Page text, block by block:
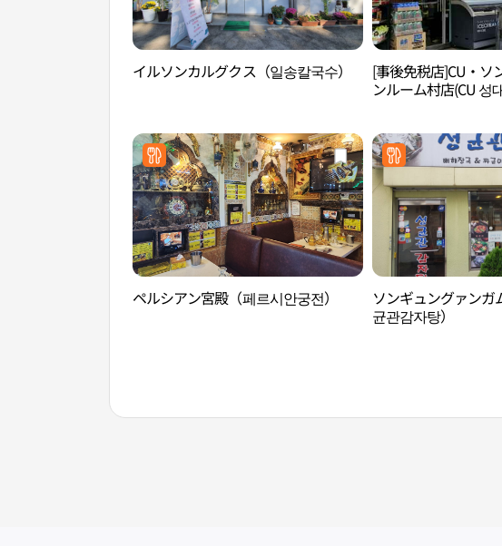
イルソンカルグクス（일송칼국수）
[事後免税店]CU・ソ
ンルーム村店(CU 성
ペルシアン宮殿（페르시안궁전）
ソンギュングァンガ
균관감자탕）